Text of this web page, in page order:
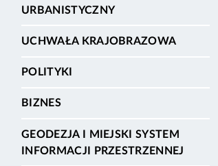
URBANISTYCZNY
UCHWAŁA KRAJOBRAZOWA
POLITYKI
BIZNES
GEODEZJA I MIEJSKI SYSTEM
INFORMACJI PRZESTRZENNEJ